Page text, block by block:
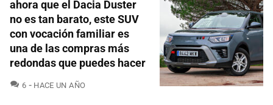
ahora que el Dacia Duster
no es tan barato, este SUV
con vocación familiar es
una de las compras más
redondas que puedes hacer
6 COMENTARIOS
HACE UN AÑO